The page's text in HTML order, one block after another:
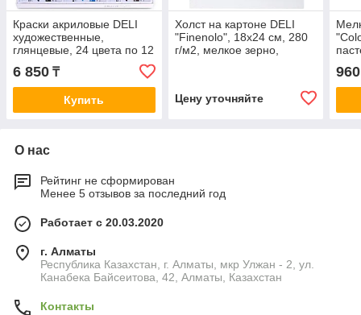
Краски акриловые DELI
художественные,
глянцевые, 24 цвета по 12
мл., картон
6 850 ₸
Купить
Холст на картоне DELI
"Finenolo", 18х24 см, 280
г/м2, мелкое зерно,
Цену уточняйте
960
О нас
Рейтинг не сформирован
Менее 5 отзывов за последний год
Работает с 20.03.2020
г. Алматы
Республика Казахстан, г. Алматы, мкр Улжан - 2, ул.
Канабека Байсеитова, 42, Алматы, Казахстан
Контакты